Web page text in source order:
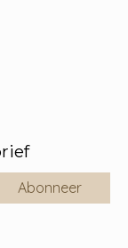
Abonneer